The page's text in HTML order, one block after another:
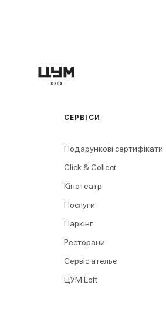
СЕРВІСИ
Подарункові сертифікати
Click & Collect
Кінотеатр
Послуги
Паркінг
Ресторани
Сервіс ательє
ЦУМ Loft